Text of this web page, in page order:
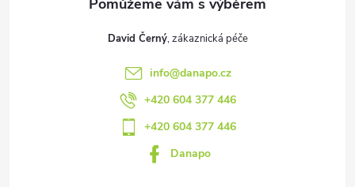
David Černý
info@danapo.cz
+420 604 377 446
+420 604 377 446
Danapo